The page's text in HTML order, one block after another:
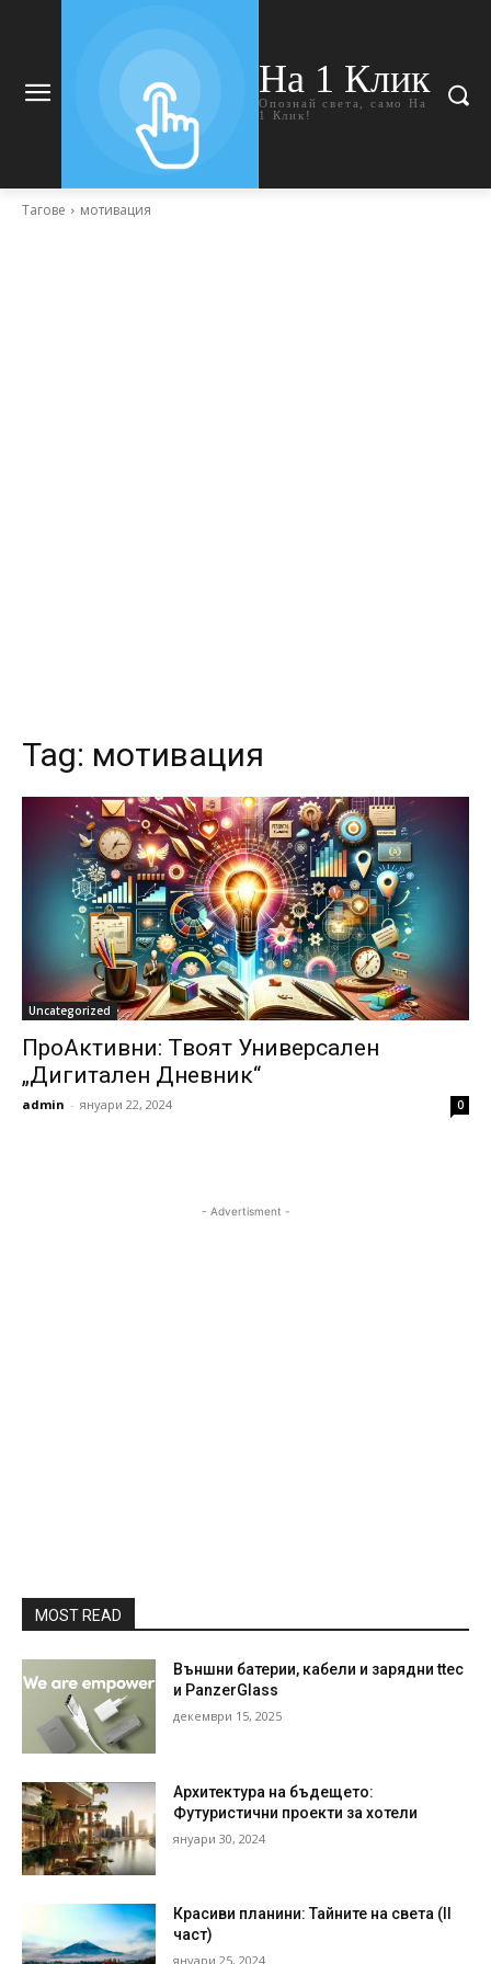
На 1 Клик
Опознай света, само На
1 Клик!
Тагове мотивация
Tag: мотивация
Uncategorized
ПроАктивни: Твоят Универсален
„Дигитален Дневник“
admin - януари 22, 2024 0
- Advertisment -
MOST READ
Външни батерии, кабели и зарядни ttec
и PanzerGlass
декември 15, 2025
Архитектура на бъдещето:
Футуристични проекти за хотели
януари 30, 2024
Красиви планини: Тайните на света (II
част)
януари 25, 2024